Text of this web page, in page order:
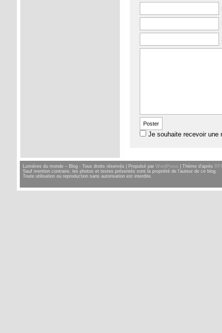
Je souhaite recevoir une
Lumières du monde – Blog - Tous droits réservés | Propulsé par WordPress | Thème d'après
Sauf mention contraire, les photos et textes présentés sont la propriété de l'auteur de ce blog.
Toute utilisation ou reproduction sans autorisation est interdite.